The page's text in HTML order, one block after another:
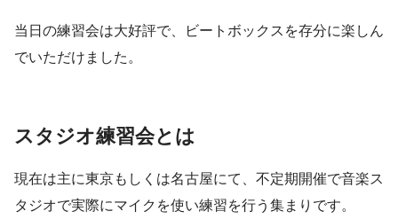
当日の練習会は大好評で、ビートボックスを存分に楽しん
でいただけました。
スタジオ練習会とは
現在は主に東京もしくは名古屋にて、不定期開催で音楽ス
タジオで実際にマイクを使い練習を行う集まりです。